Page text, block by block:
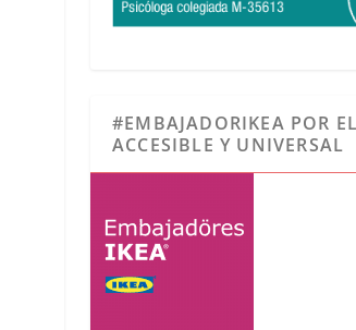
#EMBAJADORIKEA POR
ACCESIBLE Y UNIVERSAL